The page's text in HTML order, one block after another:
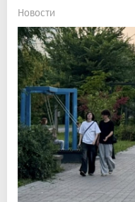
Новости